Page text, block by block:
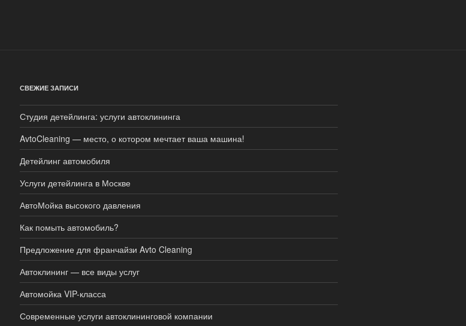
СВЕЖИЕ ЗАПИСИ
Студия детейлинга: услуги автоклининга
AvtoCleaning — место, о котором мечтает ваша машина!
Детейлинг автомобиля
Услуги детейлинга в Москве
АвтоМойка высокого давления
Как помыть автомобиль?
Предложение для франчайзи Avto Cleaning
Автоклининг — все виды услуг
Автомойка VIP-класса
Современные услуги автоклининговой компании